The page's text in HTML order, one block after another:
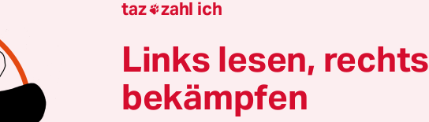
von Typ EPR bauen. So könne das Land seine
Energieunabhängigkeit garantieren“ und seine Klimaziele
Parallel dazu möchte Macron auch erneuerbare Wind- oder
fördern.
taz zahl ich
Links lesen, rechts
bekämpfen